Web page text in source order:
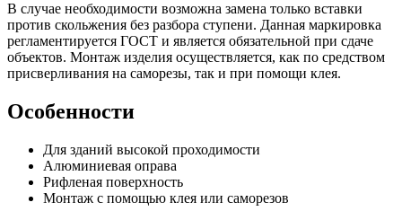
В случае необходимости возможна замена только вставки
против скольжения без разбора ступени. Данная маркировка
регламентируется ГОСТ и является обязательной при сдаче
объектов. Монтаж изделия осуществляется, как по средством
присверливания на саморезы, так и при помощи клея.
Особенности
Для зданий высокой проходимости
Алюминиевая оправа
Рифленая поверхность
Монтаж с помощью клея или саморезов